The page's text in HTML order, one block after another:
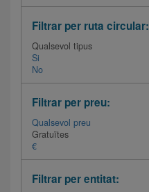
Filtrar per ruta circular:
Qualsevol tipus
Si
No
Filtrar per preu:
Qualsevol preu
Gratuïtes
€
Filtrar per entitat: